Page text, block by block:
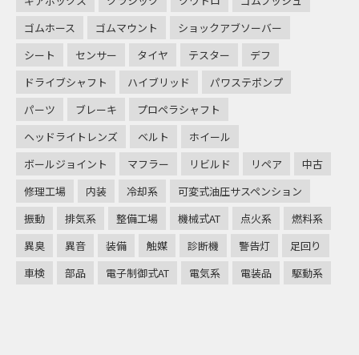
ゴムホース
ゴムマウント
ショックアブソーバー
シート
センサー タイヤ テスター
デフ
ドライブシャフト
ハイブリッド
パワステポンプ
パーツ
ブレーキ
プロペラシャフト
ヘッドライトレンズ
ベルト
ホイール
ボールジョイント
マフラー リビルド リペア
中古
修理工場
内装 冷却系
可変式油圧サスペンション
振動
排気系 整備工場 機械式AT 点火系
燃料系
異臭
異音 装備 触媒 診断機 警告灯
足回り
車検
部品 電子制御式AT 電気系 電装品 駆動系